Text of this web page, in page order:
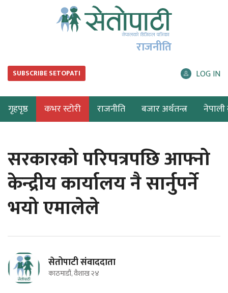
राजनीति
SUBSCRIBE SETOPATI LOG IN
गृहपृष्ठ कभर स्टोरी राजनीति बजार अर्थतन्त्र नेपाली
सरकारको परिपत्रपछि आफ्नो
केन्द्रीय कार्यालय नै सार्नुपर्ने
भयो एमालेले
सेतोपाटी संवाददाता
काठमाडौं, वैशाख २४